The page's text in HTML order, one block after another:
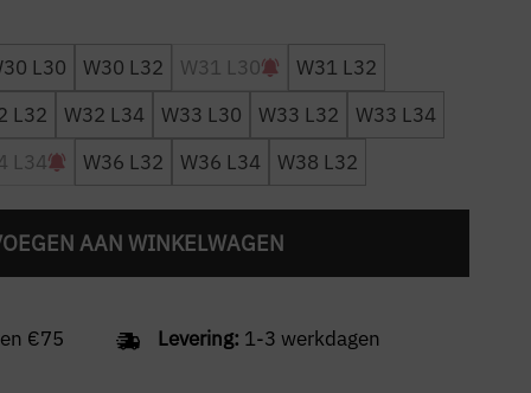
L30 W30 L32 W31 L30
W31 L32
L32
W32 L34 W33 L30 W33 L32
W33 L34
L34
W36 L32 W36 L34 W38 L32
AAN WINKELWAGEN
€75 Levering: 1-3 werkdagen